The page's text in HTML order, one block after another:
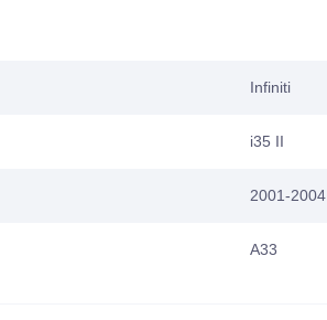
Infiniti
i35 II
2001-2004
A33